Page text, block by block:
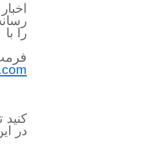
را
کنید
در